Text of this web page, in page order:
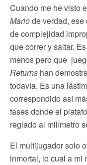
Cuando me he visto
Mariode verdad,
de complejidad
que correr y saltar.
menos pero que
Returns han
todavía. Es una
correspondido así
fases donde el
reglado al milímetro
El multijugador solo
inmortal, lo cual a mi